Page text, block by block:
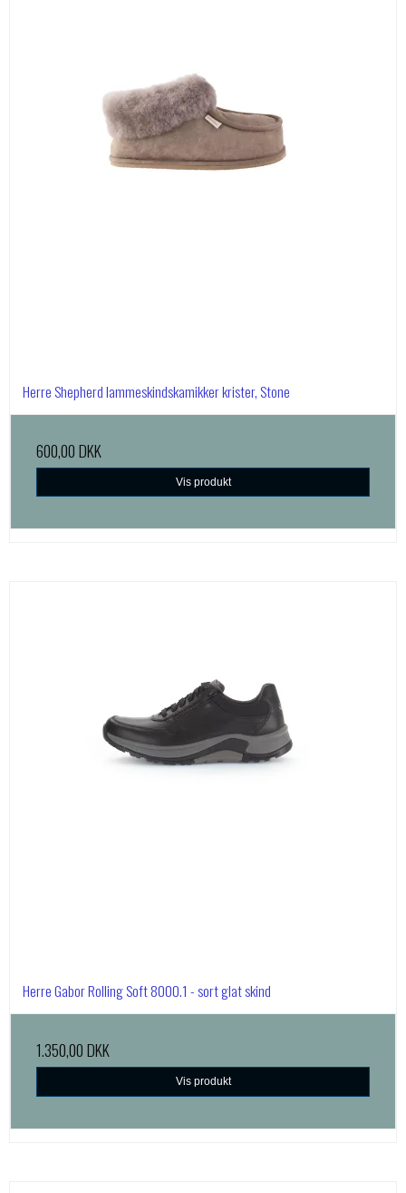
Herre Shepherd lammeskindskamikker krister, Stone
600,00 DKK
Vis produkt
Herre Gabor Rolling Soft 8000.1 - sort glat skind
1.350,00 DKK
Vis produkt